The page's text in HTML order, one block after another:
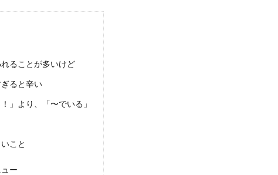
ることが多いけど
ると辛い
」より、「〜でいる」
こと
ュー